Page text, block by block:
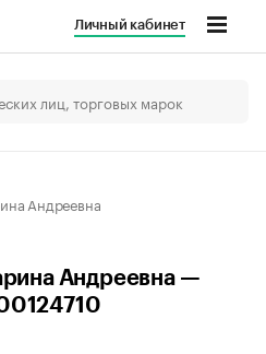
Личный кабинет
Андреевна
Андреевна —